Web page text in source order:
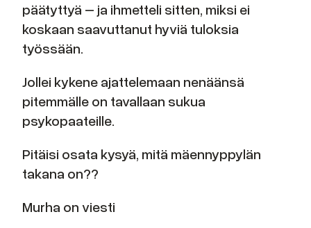
päätyttyä – ja ihmetteli sitten, miksi ei
koskaan saavuttanut hyviä tuloksia
työssään.
Jollei kykene ajattelemaan nenäänsä
pitemmälle on tavallaan sukua
psykopaateille.
Pitäisi osata kysyä, mitä mäennyppylän
takana on??
Murha on viesti